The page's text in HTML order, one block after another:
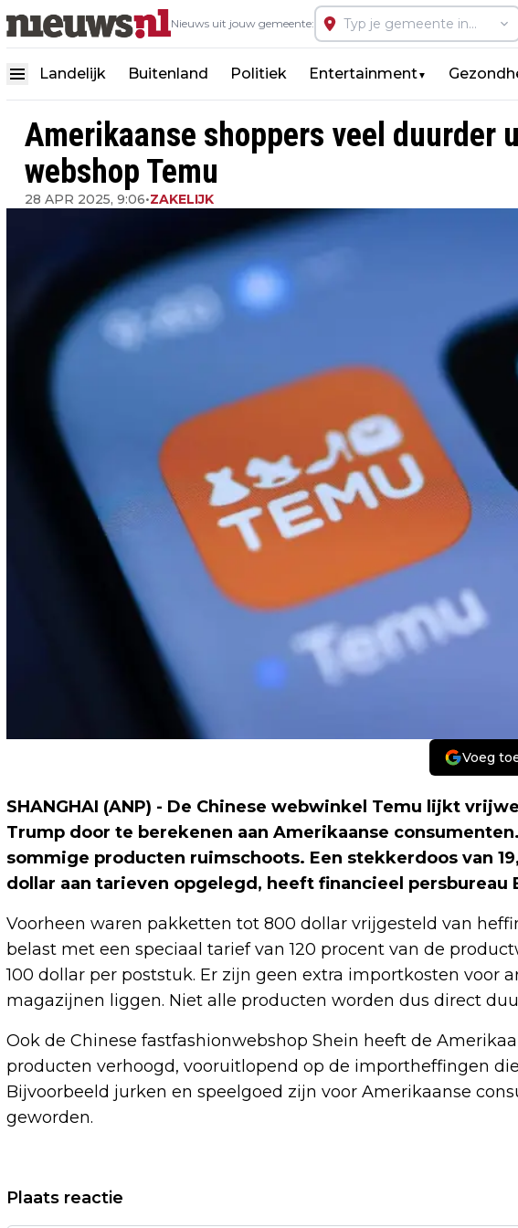
Nieuws uit jouw gemeente:
Landelijk Buitenland Politiek Entertainment▼
Amerikaanse shoppers veel duurder
webshop Temu
28 APR 2025, 9:06•ZAKELIJK
Voeg
SHANGHAI (ANP) - De Chinese webwinkel Temu lijkt
Trump door te berekenen aan Amerikaanse
sommige producten ruimschoots. Een stekkerdoos van
dollar aan tarieven opgelegd, heeft financieel
Voorheen waren pakketten tot 800 dollar vrijgesteld van
belast met een speciaal tarief van 120 procent van de
100 dollar per poststuk. Er zijn geen extra importkosten voor
magazijnen liggen. Niet alle producten worden dus direct
Ook de Chinese fastfashionwebshop Shein heeft de
producten verhoogd, vooruitlopend op de importheffingen
Bijvoorbeeld jurken en speelgoed zijn voor Amerikaanse
geworden.
Vorig artikel
RVS ADVISEERT BETERE JURRE
Plaats reactie